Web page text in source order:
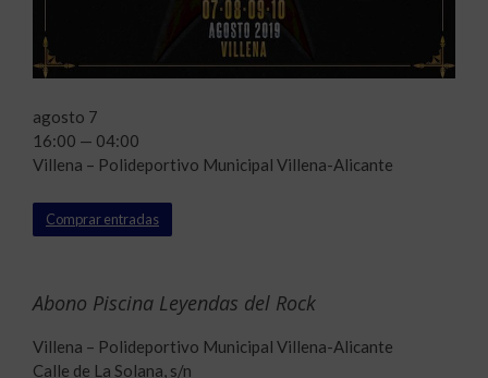
Abono Piscina Leyendas del Rock
Villena – Polideportivo Municipal Villena-Alicante
Calle de La Solana, s/n
agosto 7
16:00 — 04:00
Villena – Polideportivo Municipal Villena-Alicante
Comprar entradas